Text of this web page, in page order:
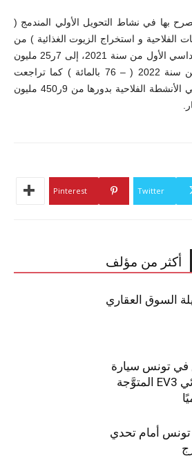
بها في نشاط التحويل الأولي المندمج (
الفلاحية و استخراج الزيوت الغذائية ) من
106 مليون دينار خلال السداسي الأول من سنة 2021، إلى 7ر25 مليون
دينار خلال نفس الفترة من سنة 2022 ( – 76 بالمائة ) كما تراجعت
الإستثمارات المصرح بها في الأنشطة الفلاحية بدورها من 9ر450 مليون
Twitter
Pinterest
أكثر من مؤلف
السوق العقاري
في تونس سيارة
الـدفع الرباعي الكهربائي EV3 المتوَّجة
تونس أمام تحدي